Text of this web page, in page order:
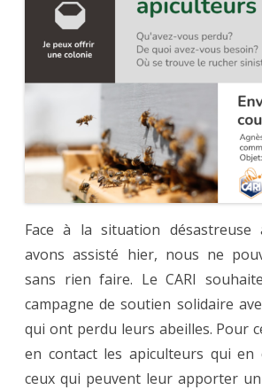
Face à la situation désastreuse
avons assisté hier, nous ne
sans rien faire. Le CARI
campagne de soutien solidaire
qui ont perdu leurs abeilles. Pour
en contact les apiculteurs qui en
ceux qui peuvent leur apporter